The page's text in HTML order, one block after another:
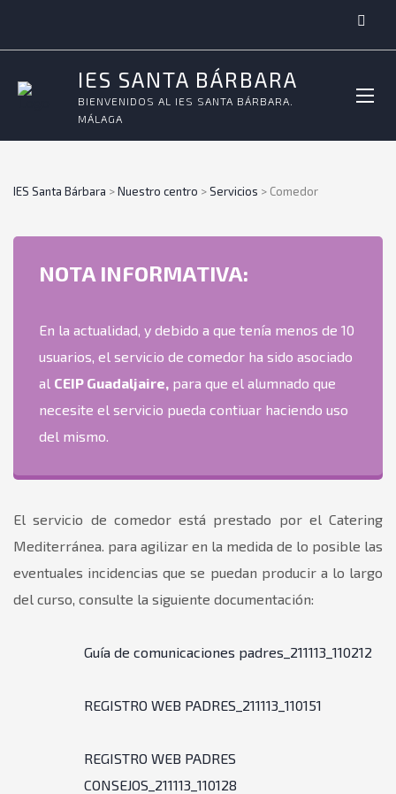
IES SANTA BÁRBARA
BIENVENIDOS AL IES SANTA BÁRBARA.
MÁLAGA
IES Santa Bárbara >Nuestro centro >Servicios > Comedor
NOTA INFORMATIVA:
En la actualidad, y debido a que tenía menos de 10
usuarios, el servicio de comedor ha sido asociado
al CEIP Guadaljaire, para que el alumnado que
necesite el servicio pueda contiuar haciendo uso
del mismo.
El servicio de comedor está prestado por el Catering
Mediterránea. para agilizar en la medida de lo posible las
eventuales incidencias que se puedan producir a lo largo
del curso, consulte la siguiente documentación:
Guía de comunicaciones padres_211113_110212
REGISTRO WEB PADRES_211113_110151
REGISTRO WEB PADRES
CONSEJOS_211113_110128